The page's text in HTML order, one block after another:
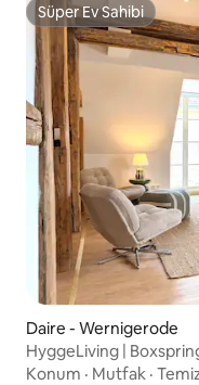
Süper Ev Sahibi
Süper Ev Sahibi
Daire - Wernigerode
HyggeLiving |
Konum · Mutfak ·